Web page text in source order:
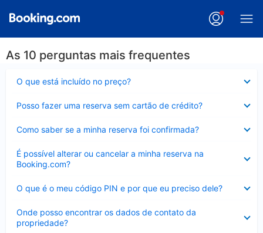
As 10 perguntas mais frequentes
O que está incluído no preço?
Posso fazer uma reserva sem cartão de crédito?
Como saber se a minha reserva foi confirmada?
É possível alterar ou cancelar a minha reserva na
Booking.com?
Contraído
O que é o meu código PIN e por que eu preciso dele?
Onde posso encontrar os dados de contato da
propriedade?